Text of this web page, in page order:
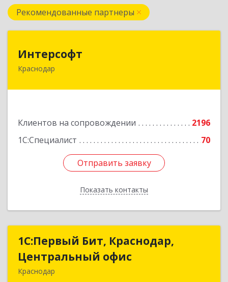
Рекомендованные партнеры
Интерсофт
Краснодар
Клиентов на сопровождении
2196
1С:Специалист
70
Отправить заявку
Показать контакты
350020, Краснодарский край, Краснодар г,
Отправить заявку
Назад
1С:Первый Бит, Краснодар,
Центральный офис
Краснодар
1С:Первый Бит, Краснодар,
Центральный офис